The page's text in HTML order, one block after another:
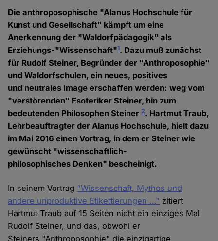
Die anthroposophische "Alanus Hochschule für
Kunst und Gesellschaft" kämpft um eine
Anerkennung der "Waldorfpädagogik" als
Erziehungs-"Wissenschaft"1. Dazu muß zunächst
für Rudolf Steiner, Begründer der "Anthroposophie"
und Waldorfschulen, ein neues, positives
und neutrales Image erschaffen werden: weg vom
"verstörenden" Esoteriker Steiner, hin zum
bedeutenden Philosophen Steiner2. Hartmut Traub,
Lehrbeauftragter der Alanus Hochschule, hielt dazu
im Mai 2016 einen Vortrag, in dem er Steiner wie
gewünscht "wissenschaftlich-
philosophisches Denken" bescheinigt.
In seinem Vortrag "Wissenschaft, Mythos und
andere unproduktive Etikettierungen …" zitiert
Hartmut Traub auf 15 Seiten nicht ein einziges Mal
Rudolf Steiner, und das, obwohl er
Steiners "Anthroposophie" die einzigartige